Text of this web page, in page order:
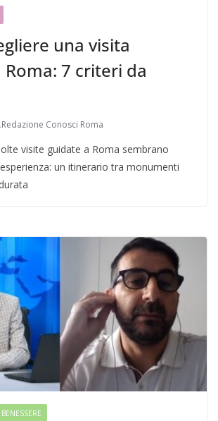
una visita
7 criteri da
Redazione Conosci Roma
visite guidate a Roma sembrano
un itinerario tra monumenti